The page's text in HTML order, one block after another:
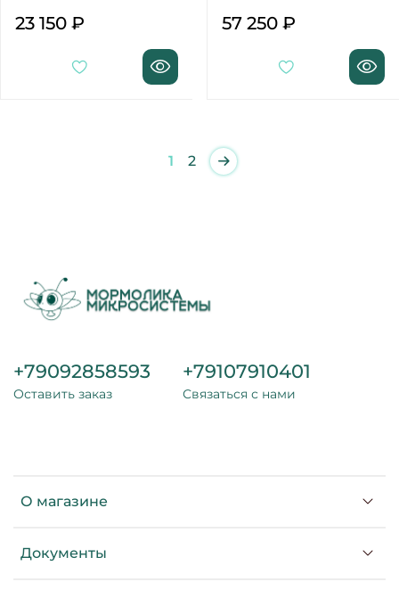
23 150 ₽ 57 250 ₽
1 2
О магазине
Документы
+79092858593
Оставить заказ
+79107910401
Связаться с нами